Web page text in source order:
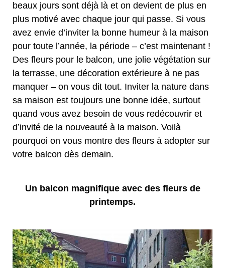
beaux jours sont déjà là et on devient de plus en
plus motivé avec chaque jour qui passe. Si vous
avez envie d’inviter la bonne humeur à la maison
pour toute l’année, la période – c’est maintenant !
Des fleurs pour le balcon, une jolie végétation sur
la terrasse, une décoration extérieure à ne pas
manquer – on vous dit tout. Inviter la nature dans
sa maison est toujours une bonne idée, surtout
quand vous avez besoin de vous redécouvrir et
d’invité de la nouveauté à la maison. Voilà
pourquoi on vous montre des fleurs à adopter sur
votre balcon dès demain.
Un balcon magnifique avec des fleurs de
printemps.